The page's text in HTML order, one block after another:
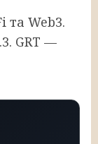
та Web3.
GRT —